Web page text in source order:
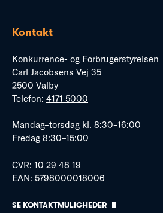
Kontakt
Konkurrence- og Forbrugerstyrelsen
Carl Jacobsens Vej 35
2500 Valby
Telefon: 4171 5000
Mandag–torsdag kl. 8:30–16:00
Fredag 8:30–15:00
CVR: 10 29 48 19
EAN: 5798000018006
SE KONTAKTMULIGHEDER